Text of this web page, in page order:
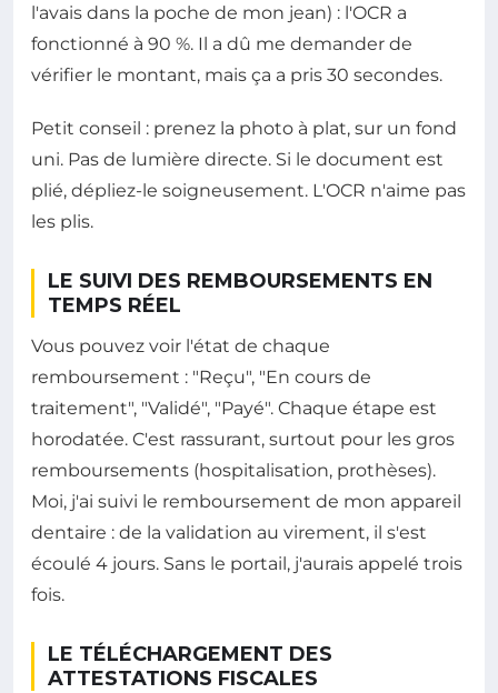
l'avais dans la poche de mon jean) : l'OCR a
fonctionné à 90 %. Il a dû me demander de
vérifier le montant, mais ça a pris 30 secondes.
Petit conseil : prenez la photo à plat, sur un fond
uni. Pas de lumière directe. Si le document est
plié, dépliez-le soigneusement. L'OCR n'aime pas
les plis.
LE SUIVI DES REMBOURSEMENTS EN
TEMPS RÉEL
Vous pouvez voir l'état de chaque
remboursement : "Reçu", "En cours de
traitement", "Validé", "Payé". Chaque étape est
horodatée. C'est rassurant, surtout pour les gros
remboursements (hospitalisation, prothèses).
Moi, j'ai suivi le remboursement de mon appareil
dentaire : de la validation au virement, il s'est
écoulé 4 jours. Sans le portail, j'aurais appelé trois
fois.
LE TÉLÉCHARGEMENT DES
ATTESTATIONS FISCALES